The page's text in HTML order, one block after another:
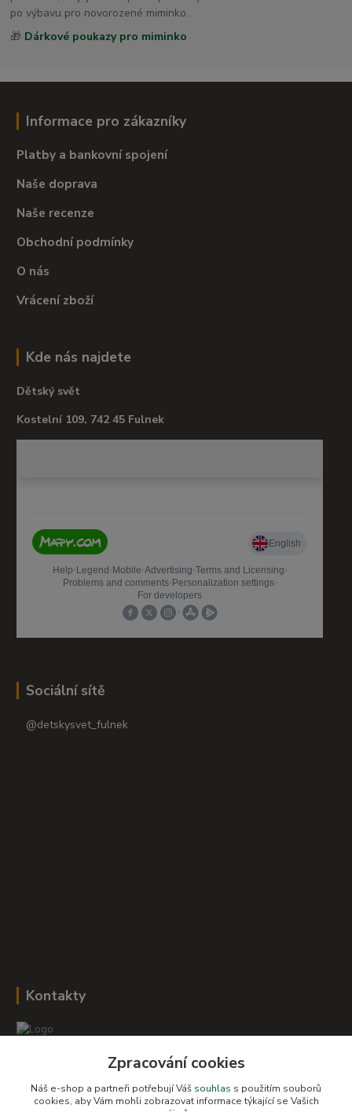
po výbavu pro novorozené miminko.
🎁 Dárkové poukazy pro miminko
Informace pro zákazníky
Platby a bankovní spojení
Naše doprava
Naše recenze
Obchodní podmínky
O nás
Vrácení zboží
Kde nás najdete
Dětský svět
Kostelní 109, 742 45 Fulnek
Sociální sítě
@detskysvet_fulnek
Kontakty
+420 604 278 943
Zpracování cookies
Náš e-shop a partneři potřebují Váš souhlas s použitím souborů
cookies, aby Vám mohli zobrazovat informace týkající se Vašich